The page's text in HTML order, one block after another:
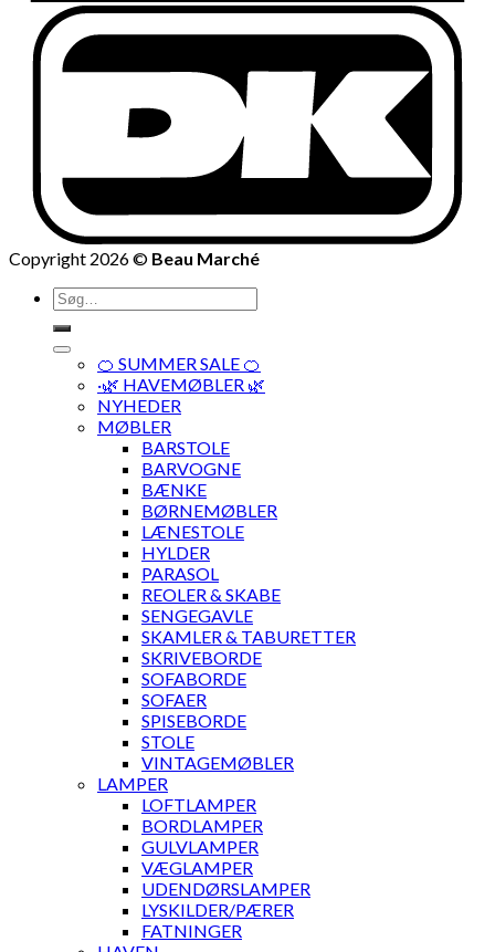
Copyright 2026 © Beau Marché
Søg
efter:
🍊 SUMMER SALE 🍊
·🌿 HAVEMØBLER 🌿
NYHEDER
MØBLER
BARSTOLE
BARVOGNE
BÆNKE
BØRNEMØBLER
LÆNESTOLE
HYLDER
PARASOL
REOLER & SKABE
SENGEGAVLE
SKAMLER & TABURETTER
SKRIVEBORDE
SOFABORDE
SOFAER
SPISEBORDE
STOLE
VINTAGEMØBLER
LAMPER
LOFTLAMPER
BORDLAMPER
GULVLAMPER
VÆGLAMPER
UDENDØRSLAMPER
LYSKILDER/PÆRER
FATNINGER